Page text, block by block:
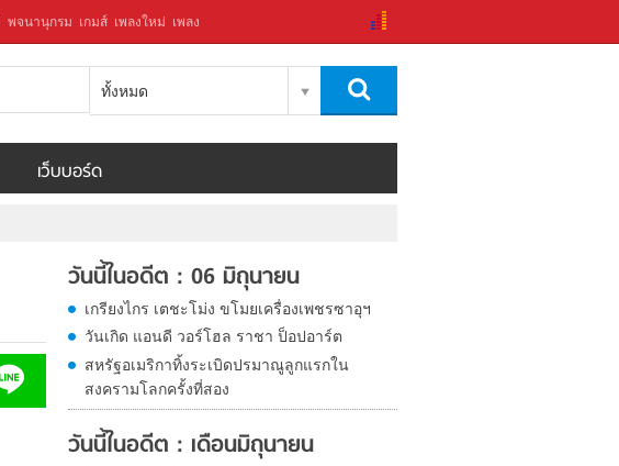
พจนานุกรม เกมส์ เพลงใหม่ เพลง
ทั้งหมด
เว็บบอร์ด
วันนี้ในอดีต : 06 มิถุนายน
เกรียงไกร เตชะโม่ง ขโมยเครื่องเพชรซาอุฯ
วันเกิด แอนดี วอร์โฮล ราชา ป็อปอาร์ต
สหรัฐอเมริกาทิ้งระเบิดปรมาณูลูกแรกใน
สงครามโลกครั้งที่สอง
วันนี้ในอดีต : เดือนมิถุนายน